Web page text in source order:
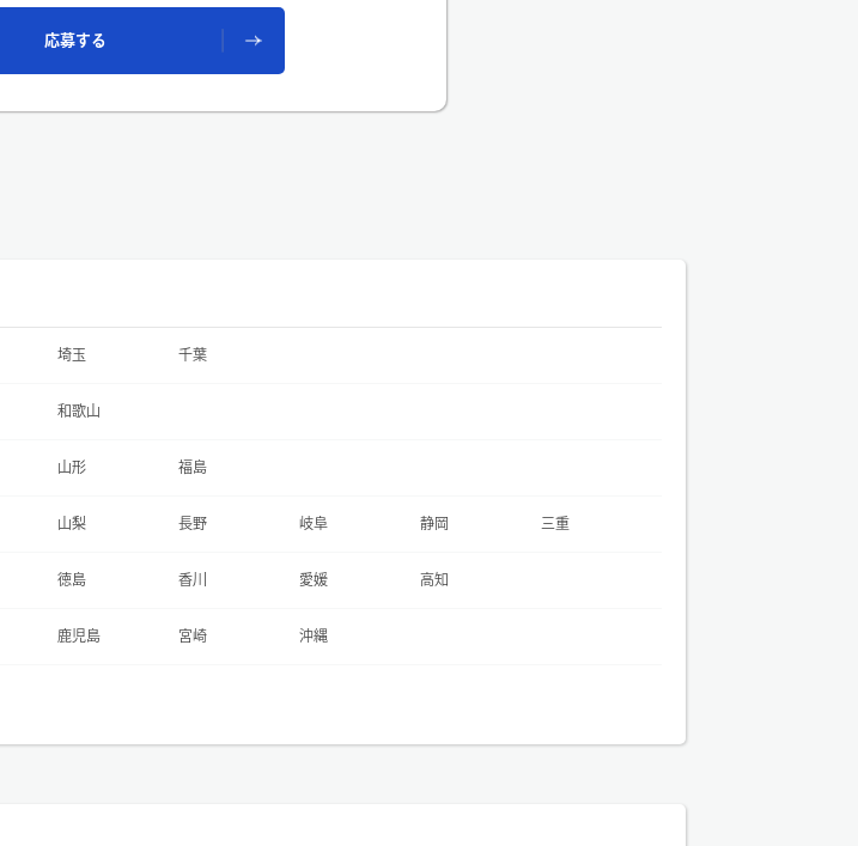
応募する
埼玉 千葉
和歌山
山形 福島
山梨 長野 岐阜 静岡 三重
徳島 香川 愛媛 高知
鹿児島 宮崎 沖縄